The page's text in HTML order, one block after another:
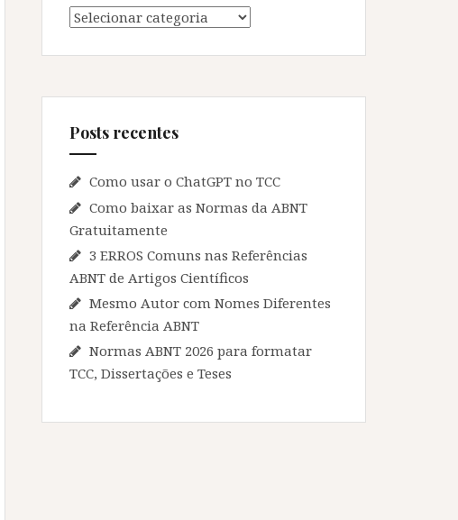
Categorias
Posts recentes
Como usar o ChatGPT no TCC
Como baixar as Normas da ABNT
Gratuitamente
3 ERROS Comuns nas Referências
ABNT de Artigos Científicos
Mesmo Autor com Nomes Diferentes
na Referência ABNT
Normas ABNT 2026 para formatar
TCC, Dissertações e Teses